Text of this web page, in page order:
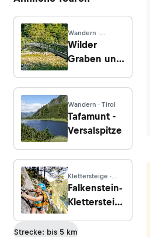
Wandern ·
Oberösterreich
Wilder
Graben und
Buchensteig
Wandern · Tirol
Tafamunt -
Versalspitze
Klettersteige ·
Steiermark
Falkenstein-
Klettersteig
D/E)
Strecke: bis 5 km